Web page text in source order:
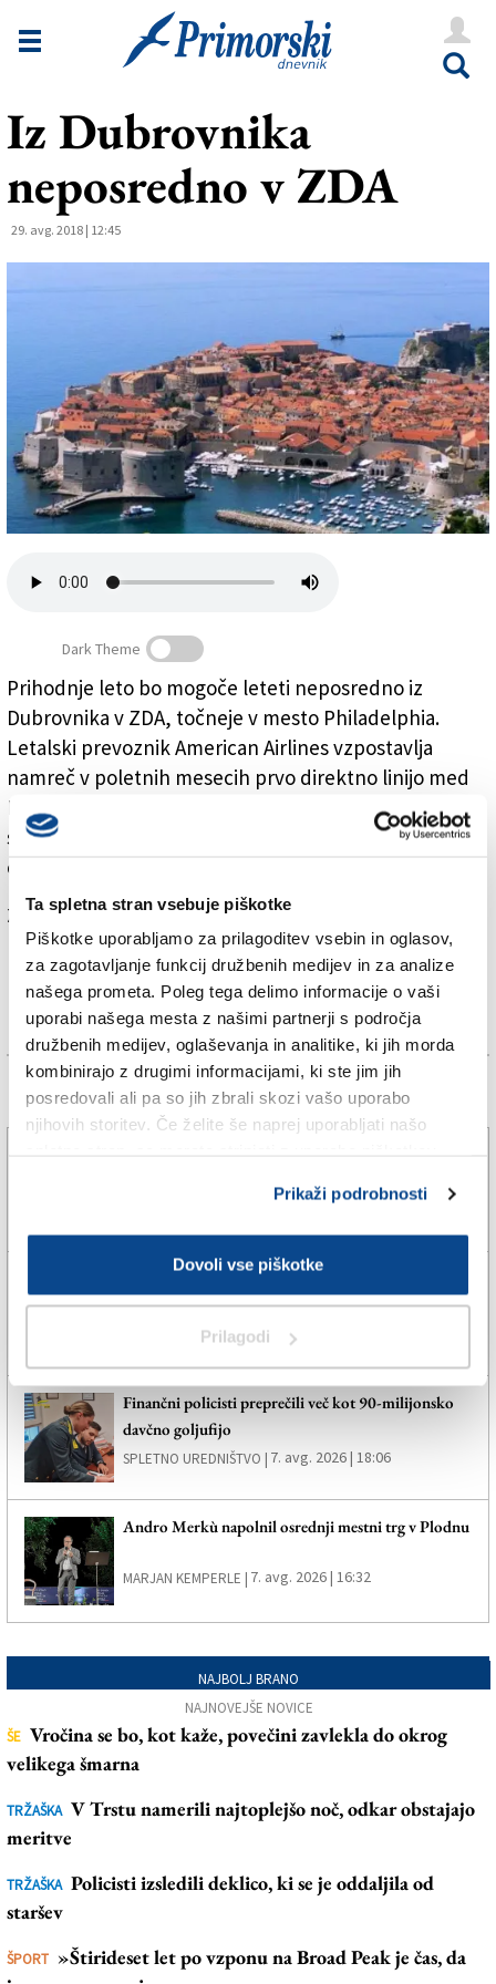
Ta spletna stran vsebuje piškotke
Piškotke uporabljamo za prilagoditev vsebin in oglasov,
za zagotavljanje funkcij družbenih medijev in za analize
našega prometa. Poleg tega delimo informacije o vaši
uporabi našega mesta z našimi partnerji s področja
družbenih medijev, oglaševanja in analitike, ki jih morda
kombinirajo z drugimi informacijami, ki ste jim jih
posredovali ali pa so jih zbrali skozi vašo uporabo
njihovih storitev. Če želite še naprej uporabljati našo
Prikaži podrobnosti
Dovoli vse piškotke
Prilagodi
Novice
Goriška
Šport
Še
Uredništvo
Oglasi
Založnik
Iz Dubrovnika
neposredno v ZDA
29. avg. 2018 | 12:45
Iz Dubrovnika neposredno v ZDA
Dark Theme
Prihodnje leto bo mogoče leteti neposredno iz
Dubrovnika v ZDA, točneje v mesto Philadelphia.
Letalski prevoznik American Airlines vzpostavlja
namreč v poletnih mesecih prvo direktno linijo med
Hrvaško in ZDA po 28 letih. Med junijem in
septembrom 2019 bodo letala ameriške družbe
omenjeni mesti povezovala trikrat tedensko.
Za branje in pisanje komentarjevje potrebna prijava
Več novic
7. avg. 2026 | 8:00
Tržaški klub Pallacanestro Trieste z novim
perspektivnim dvometrašem
SPLETNO UREDNIŠTVO | 7. avg. 2026 | 19:22
Finančni policisti preprečili več kot 90-milijonsko
davčno goljufijo
SPLETNO UREDNIŠTVO | 7. avg. 2026 | 18:06
Andro Merkù napolnil osrednji mestni trg v Plodnu
MARJAN KEMPERLE | 7. avg. 2026 | 16:32
NAJBOLJ BRANO
NAJNOVEJŠE NOVICE
ŠE Vročina se bo, kot kaže, povečini zavlekla do okrog
velikega šmarna
TRŽAŠKA V Trstu namerili najtoplejšo noč, odkar obstajajo
meritve
TRŽAŠKA Policisti izsledili deklico, ki se je oddaljila od
staršev
ŠPORT »Štirideset let po vzponu na Broad Peak je čas, da